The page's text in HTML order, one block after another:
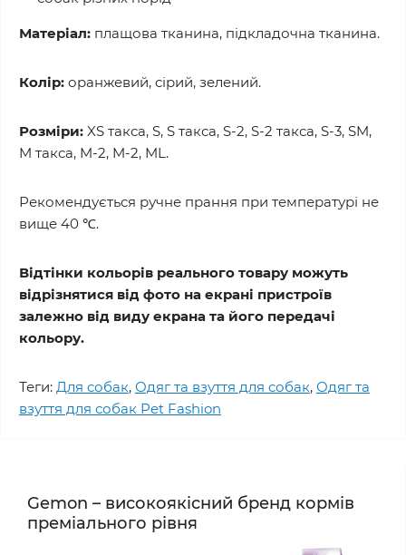
Матеріал: плащова тканина, підкладочна тканина.
Колір: оранжевий, сірий, зелений.
Розміри: XS такса, S, S такса, S-2, S-2 такса, S-3, SM,
M такса, M-2, M-2, ML.
Рекомендується ручне прання при температурі не
вище 40 ℃.
Відтінки кольорів реального товару можуть
відрізнятися від фото на екрані пристроїв
залежно від виду екрана та його передачі
кольору.
Теги: Для собак, Одяг та взуття для собак, Одяг та
взуття для собак Pet Fashion
Gemon – високоякісний бренд кормів
преміального рівня